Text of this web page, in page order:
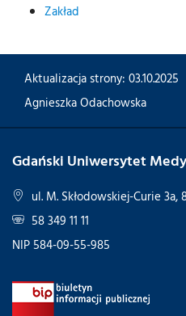
Zakład
Aktualizacja strony: 03.10.2025
Agnieszka Odachowska
Gdański Uniwersytet
ul. M. Skłodowskiej-Curie 3a,
58 349 11 11
NIP 584-09-55-985